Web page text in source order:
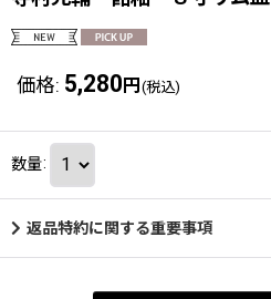
価格: 5,280 円 (税込)
数量:
返品特約に関する重要事項